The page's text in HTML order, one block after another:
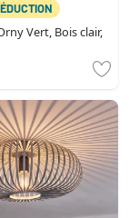
Vert, Bois clair,